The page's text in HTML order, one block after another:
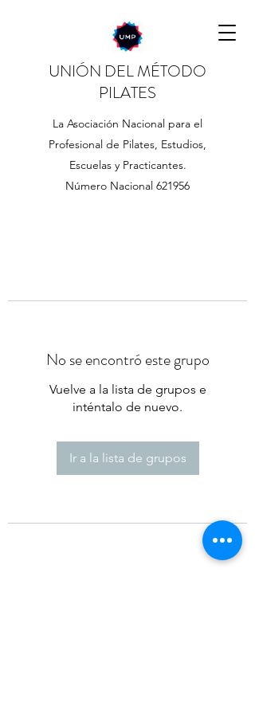
UNIÓN DEL MÉTODO
PILATES
La Asociación Nacional para el
Profesional de Pilates, Estudios,
Escuelas y Practicantes.
Número Nacional 621956
No se encontró este grupo
Vuelve a la lista de grupos e
inténtalo de nuevo.
Ir a la lista de grupos